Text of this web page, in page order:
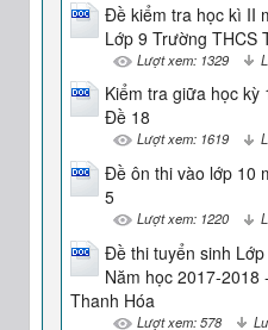
Đề kiểm tra học kì II
Lớp 9 Trường THCS
Lượt xem: 1329
Kiểm tra giữa học kỳ
Đề 18
Lượt xem: 1619
Đề ôn thi vào lớp 10
5
Lượt xem: 1220
Đề thi tuyển sinh
Năm học 2017-2018
Thanh Hóa
Lượt xem: 578